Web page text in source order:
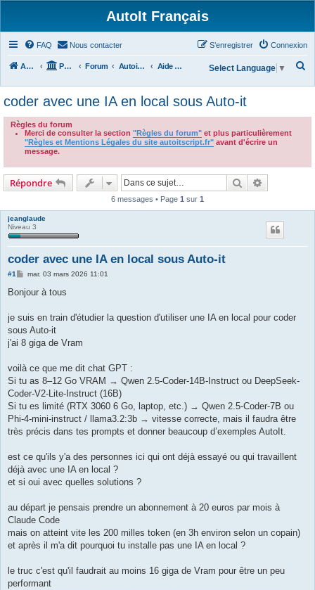
AutoIt Français
FAQ Nous contacter Connexion
S’enregistrer
Accueil Portail Forum Autoit v3 Aide Générale
h
c
Select Language ▼
coder avec une IA en local sous Auto-it
Règles du forum
Merci de consulter la section "Règles du forum" et plus particulièrement
"Règles et Mentions Légales du site autoitscript.fr" avant d'écrire un
message.
Répondre Rechercher
6 messages • Page 1 sur 1
jeanglaude
Niveau 3
coder avec une IA en local sous Auto-it
#1
M
s
s
g
mar. 03 mars 2026 11:01
Bonjour à tous
je suis en train d'étudier la question d'utiliser une IA en local pour coder
sous Auto-it
j'ai 8 giga de Vram
voilà ce que me dit chat GPT :
Si tu as 8–12 Go VRAM → Qwen 2.5-Coder-14B-Instruct ou DeepSeek-
Coder-V2-Lite-Instruct (16B)
Si tu es limité (RTX 3060 6 Go, laptop, etc.) → Qwen 2.5-Coder-7B ou
Phi-4-mini-instruct / llama3.2:3b → vitesse correcte, mais il faudra être
très précis dans tes prompts et donner beaucoup d’exemples AutoIt.
est ce qu'ils y'a des personnes ici qui ont déjà essayé ou qui travaillent
déjà avec une IA en local ?
et si oui avec quelles solutions ?
au départ je pensais prendre un abonnement à 20 euros par mois à
Claude Code
mais on atteint vite les 200 milles token (en 3h environ selon un copain)
et après il m'a dit pourquoi tu installe pas une IA en local ?
le truc c'est qu'il faudrait au moins 16 giga de Vram pour être un peu
performant